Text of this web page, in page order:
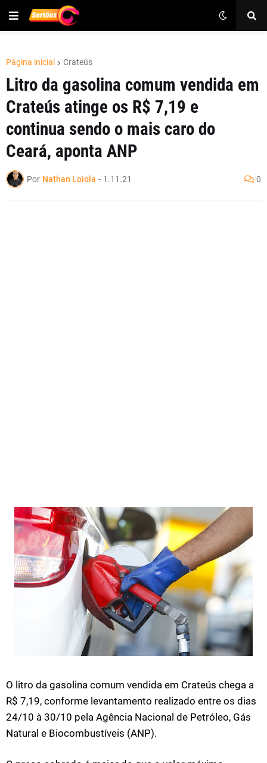
Página inicial Crateús
Litro da gasolina comum vendida em
Crateús atinge os R$ 7,19 e
continua sendo o mais caro do
Ceará, aponta ANP
Por Nathan Loiola - 1.11.21 0
O litro da gasolina comum vendida em Crateús chega a
R$ 7,19, conforme levantamento realizado entre os dias
24/10 à 30/10 pela Agência Nacional de Petróleo, Gás
Natural e Biocombustíveis (ANP).